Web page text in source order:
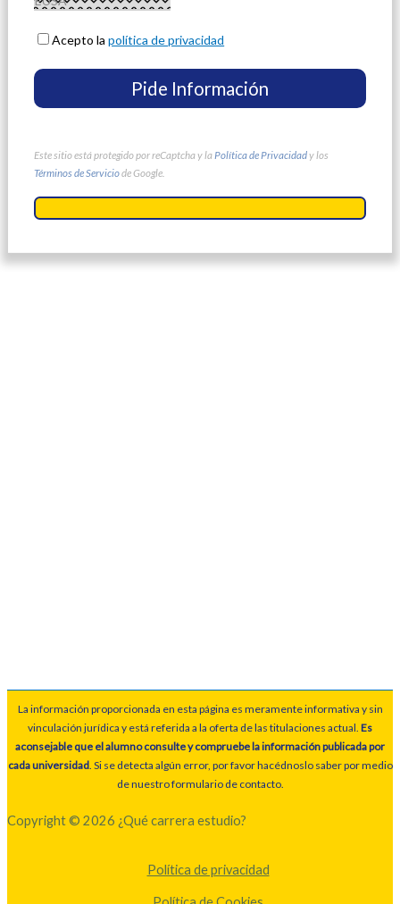
Acepto lapolítica de privacidad
Este sitio está protegido por reCaptcha y la Política de Privacidady los
Términos de Serviciode Google.
La información proporcionada en esta página es meramente informativa y sin
vinculación jurídica y está referida a la oferta de las titulaciones actual. Es
aconsejable que el alumno consulte y compruebe la información publicada por
cada universidad. Si se detecta algún error, por favor hacédnoslo saber por medio
de nuestro formulario de contacto.
Copyright © 2026 ¿Qué carrera estudio?
Política de privacidad